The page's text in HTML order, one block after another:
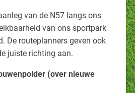
van de N57 langs ons
van ons sportpark
De routeplanners geven ook
juiste richting aan.
(over nieuwe